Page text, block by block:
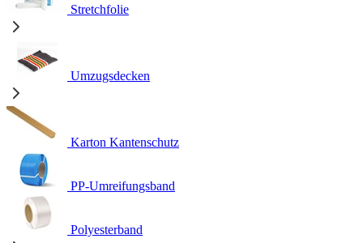
Stretchfolie
Umzugsdecken
Karton Kantenschutz
PP-Umreifungsband
Polyesterband